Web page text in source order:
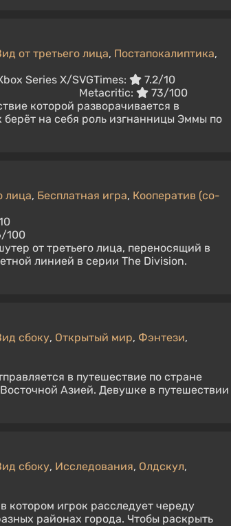
от третьего лица, Постапокалиптика,
Series X/SVGTimes:
7.2/10
Metacritic:
73/100
которой разворачивается в
на себя роль изгнанницы Эммы по
лица, Бесплатная игра, Кооператив (co-
100
от третьего лица, переносящий в
линией в серии The Division.
сбоку, Открытый мир, Фэнтези,
в путешествие по стране
Азией. Девушке в путешествии
сбоку, Исследования, Олдскул,
котором игрок расследует череду
районах города. Чтобы раскрыть